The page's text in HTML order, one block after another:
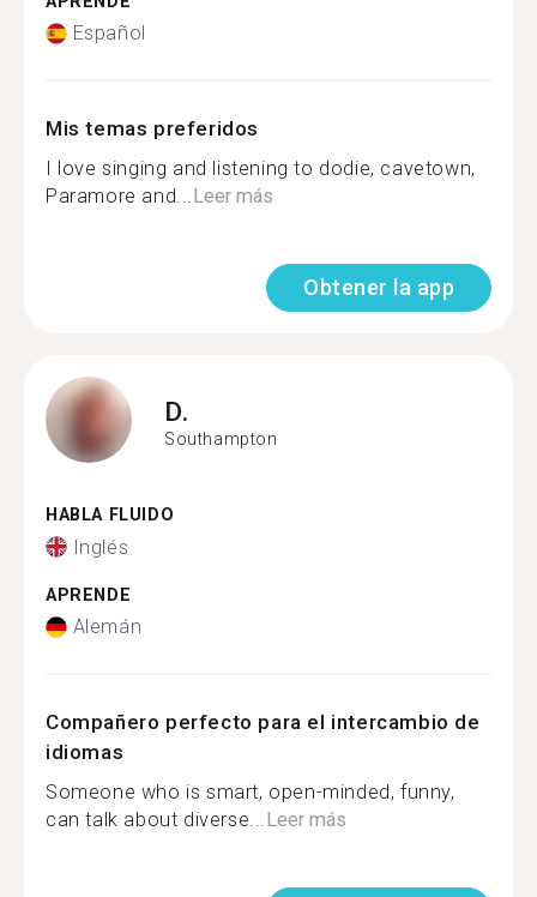
Español
Mis temas preferidos
I love singing and listening to dodie, cavetown,
Paramore and...Leer más
Obtener la app
D.
Southampton
HABLA FLUIDO
Inglés
APRENDE
Alemán
Compañero perfecto para el intercambio de
idiomas
Someone who is smart, open-minded, funny,
can talk about diverse...Leer más